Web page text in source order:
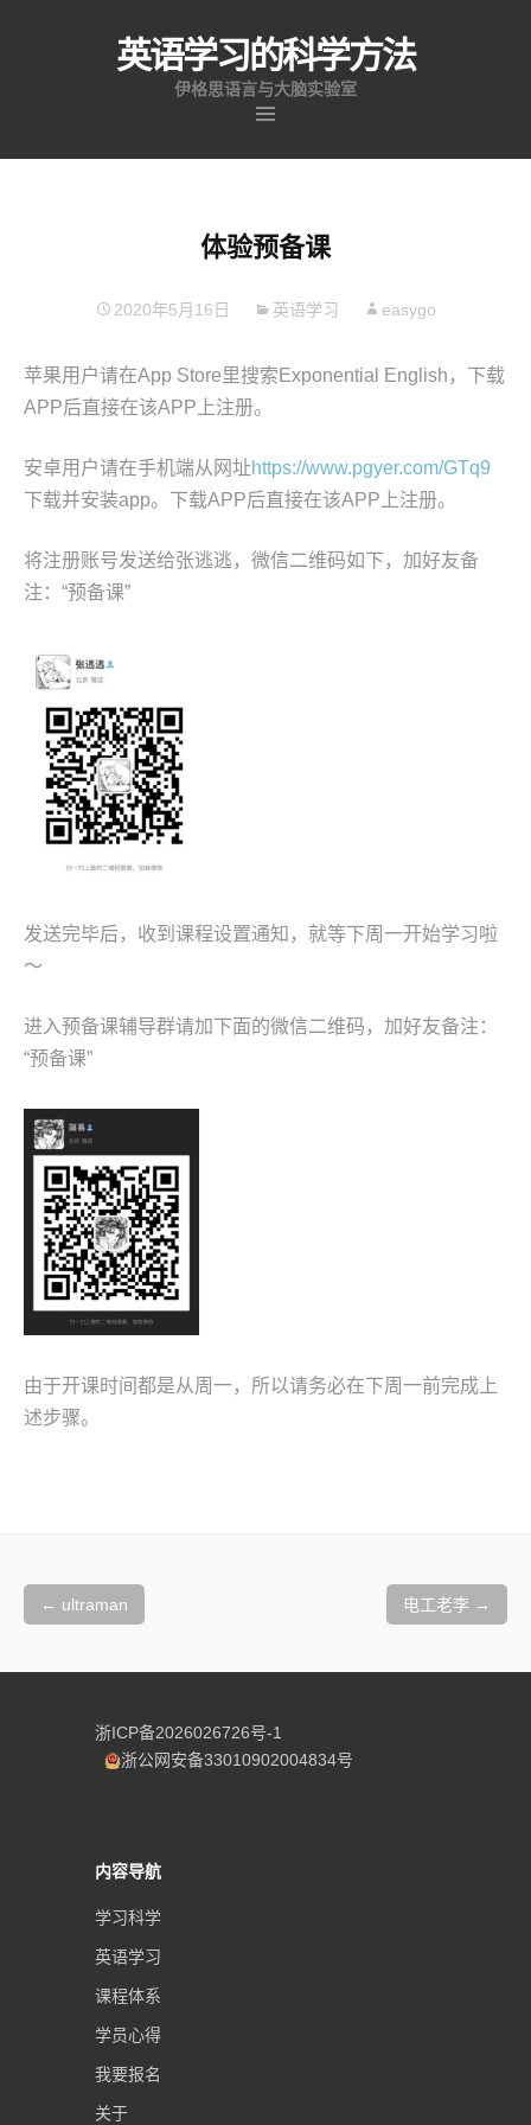
英语学习的科学方法
伊格思语言与大脑实验室
容
体验预备课
2020年5月16日 英语学习 easygo
苹果用户请在App Store里搜索Exponential English，下载
APP后直接在该APP上注册。
安卓用户请在手机端从网址https://www.pgyer.com/GTq9
下载并安装app。下载APP后直接在该APP上注册。
将注册账号发送给张逃逃，微信二维码如下，加好友备
注：“预备课”
发送完毕后，收到课程设置通知，就等下周一开始学习啦
～
进入预备课辅导群请加下面的微信二维码，加好友备注：
“预备课”
由于开课时间都是从周一，所以请务必在下周一前完成上
述步骤。
文
章
导
航
← ultraman 电工老李 →
浙ICP备2026026726号-1
浙公网安备33010902004834号
内容导航
学习科学
英语学习
课程体系
学员心得
我要报名
关于